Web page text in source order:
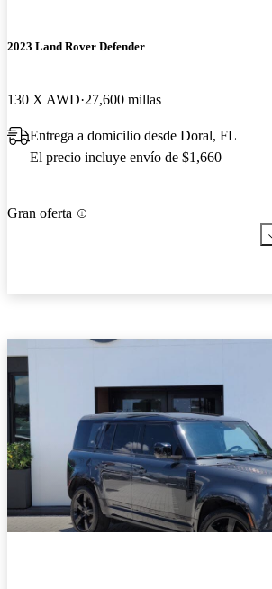
2023 Land Rover Defender
130 X AWD 27,600 millas
Entrega a domicilio desde Doral, FL
El precio incluye envío de $1,660
Gran oferta